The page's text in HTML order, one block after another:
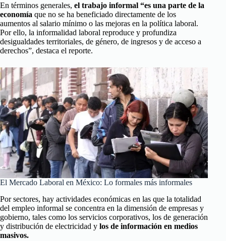
En términos generales, el trabajo informal “es una parte de la
economía que no se ha beneficiado directamente de los
aumentos al salario mínimo o las mejoras en la política laboral.
Por ello, la informalidad laboral reproduce y profundiza
desigualdades territoriales, de género, de ingresos y de acceso a
derechos”, destaca el reporte.
El Mercado Laboral en México: Lo formales más informales
Por sectores, hay actividades económicas en las que la totalidad
del empleo informal se concentra en la dimensión de empresas y
gobierno, tales como los servicios corporativos, los de generación
y distribución de electricidad y los de información en medios
masivos.